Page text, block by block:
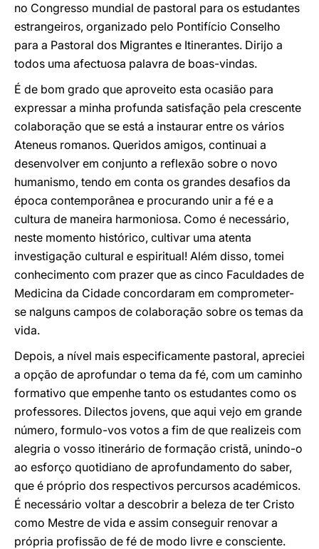
no Congresso mundial de pastoral para os estudantes
estrangeiros, organizado pelo Pontifício Conselho
para a Pastoral dos Migrantes e Itinerantes. Dirijo a
todos uma afectuosa palavra de boas-vindas.
É de bom grado que aproveito esta ocasião para
expressar a minha profunda satisfação pela crescente
colaboração que se está a instaurar entre os vários
Ateneus romanos. Queridos amigos, continuai a
desenvolver em conjunto a reflexão sobre o novo
humanismo, tendo em conta os grandes desafios da
época contemporânea e procurando unir a fé e a
cultura de maneira harmoniosa. Como é necessário,
neste momento histórico, cultivar uma atenta
investigação cultural e espiritual! Além disso, tomei
conhecimento com prazer que as cinco Faculdades de
Medicina da Cidade concordaram em comprometer-
se nalguns campos de colaboração sobre os temas da
vida.
Depois, a nível mais especificamente pastoral, apreciei
a opção de aprofundar o tema da fé, com um caminho
formativo que empenhe tanto os estudantes como os
professores. Dilectos jovens, que aqui vejo em grande
número, formulo-vos votos a fim de que realizeis com
alegria o vosso itinerário de formação cristã, unindo-o
ao esforço quotidiano de aprofundamento do saber,
que é próprio dos respectivos percursos académicos.
É necessário voltar a descobrir a beleza de ter Cristo
como Mestre de vida e assim conseguir renovar a
própria profissão de fé de modo livre e consciente.